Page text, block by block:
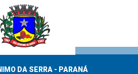
DA SERRA - PARANÁ